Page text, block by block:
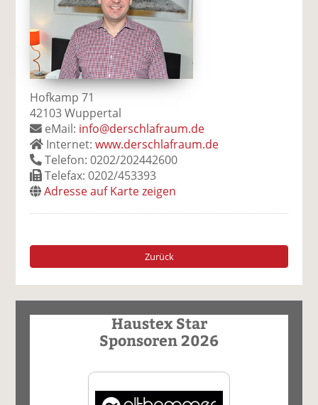
Hofkamp 71
42103 Wuppertal
eMail: info@derschlafraum.de
Internet:www.derschlafraum.de
Telefon: 0202/202442600
Telefax: 0202/453393
Adresse auf Karte zeigen
Zurück